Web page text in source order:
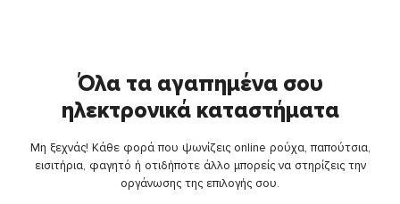
Όλα τα αγαπημένα σου
ηλεκτρονικά καταστήματα
Μη ξεχνάς! Κάθε φορά που ψωνίζεις online ρούχα, παπούτσια,
εισιτήρια, φαγητό ή οτιδήποτε άλλο μπορείς να στηρίζεις την
οργάνωσης της επιλογής σου.